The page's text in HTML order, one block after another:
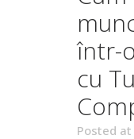
într-
cu
Posted